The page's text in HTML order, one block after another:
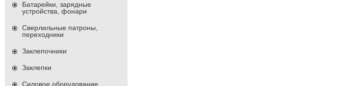
Батарейки, зарядные
устройства, фонари
Сверлильные патроны,
переходники
Заклепочники
Заклепки
Силовое оборудование